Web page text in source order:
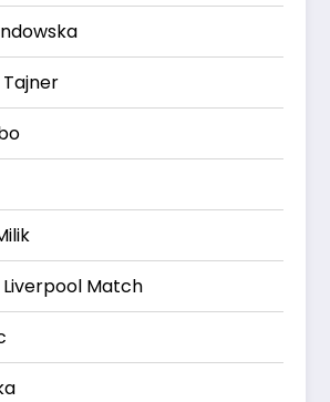
Liverpool Match